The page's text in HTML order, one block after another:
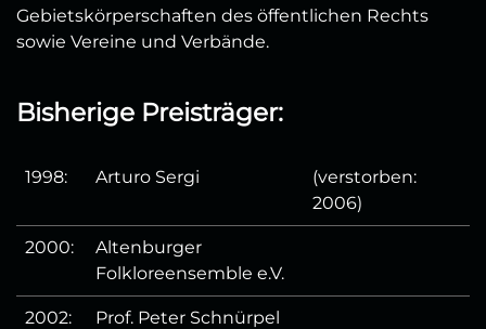
Gebietskörperschaften des öffentlichen Rechts
sowie Vereine und Verbände.
Bisherige Preisträger:
1998: Arturo Sergi
(verstorben:
2006)
2000:
Altenburger
Folkloreensemble e.V.
2002: Prof. Peter Schnürpel